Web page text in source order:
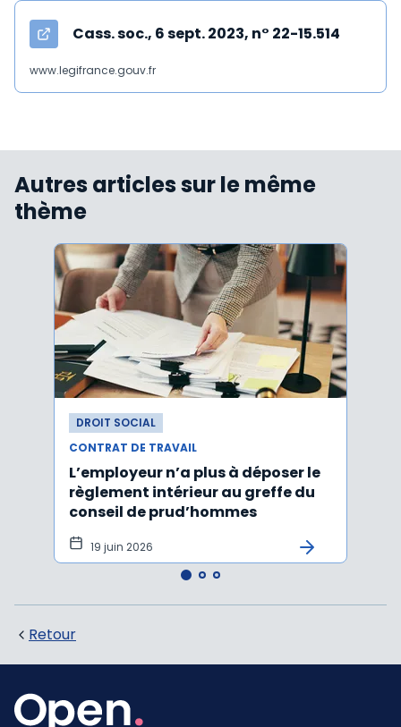
Cass. soc., 6 sept. 2023, n° 22-15.514
www.legifrance.gouv.fr
Autres articles sur le même
thème
DROIT SOCIAL
CONTRAT DE TRAVAIL
L’employeur n’a plus à déposer le
règlement intérieur au greffe du
conseil de prud’hommes
19 juin 2026
Retour